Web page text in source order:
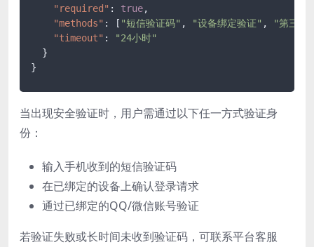
"required" : true,
"methods" : [ "短信验证码" , "设备绑定验证" ,
"第三方
"timeout" :
"24小时"
}
}
当出现安全验证时，用户需通过以下任一方式验证身
份：
输入手机收到的短信验证码
在已绑定的设备上确认登录请求
通过已绑定的QQ/微信账号验证
若验证失败或长时间未收到验证码，可联系平台客服